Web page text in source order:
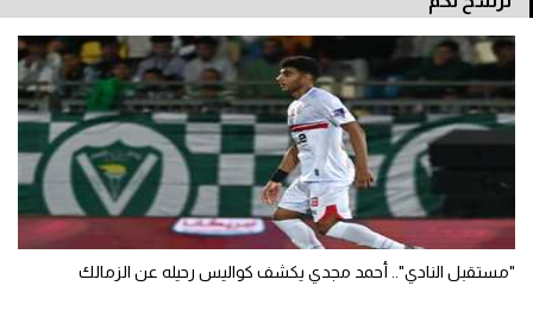
"مستقبل النادي".. أحمد مجدي يكشف كواليس رحيله عن الزمالك